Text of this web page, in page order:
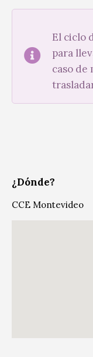
El ciclo
para
caso de
¿Dónde?
CCE Montevideo